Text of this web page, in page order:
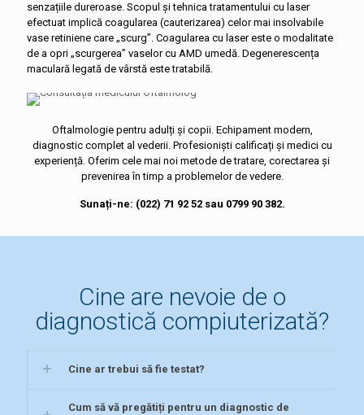
senzațiile dureroase. Scopul și tehnica tratamentului cu laser
efectuat implică coagularea (cauterizarea) celor mai insolvabile
vase retiniene care „scurg”. Coagularea cu laser este o modalitate
de a opri „scurgerea” vaselor cu AMD umedă. Degenerescența
maculară legată de vârstă este tratabilă.
Oftalmologie pentru adulți și copii. Echipament modern,
diagnostic complet al vederii. Profesioniști calificați și medici cu
experiență. Oferim cele mai noi metode de tratare, corectarea și
prevenirea în timp a problemelor de vedere.
Sunați-ne: (022) 71 92 52 sau 0799 90 382.
Cine are nevoie de o
diagnostică compiuterizată?
Cine ar trebui să fie testat?
Cum să vă pregătiți pentru un diagnostic de